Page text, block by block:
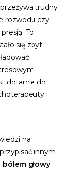
trudny
rozwodu czy
To
się zbyt
dotarcie do
na
innym
bólem głowy